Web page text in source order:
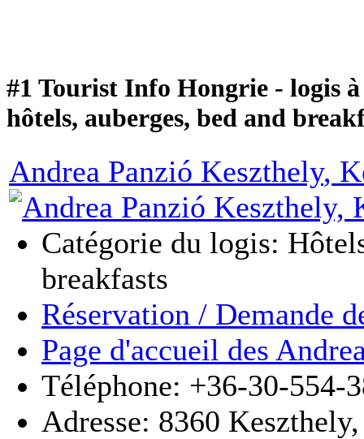
#1 Tourist Info Hongrie - logis
hôtels, auberges, bed and
Andrea Panzió Keszthely,
Catégorie du logis:
breakfasts
Réservation / Demande
Page d'accueil des
Téléphone: +36-30-554-
Adresse: 8360 Keszthely